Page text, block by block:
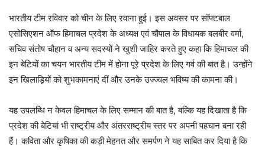
भारतीय टीम रविवार को चीन के लिए रवाना हुई। इस अवसर पर सॉफ्टबाल
एसोसिएशन ऑफ हिमाचल प्रदेश के अध्यक्ष एवं चौपाल के विधायक बलबीर वर्मा,
सचिव संतोष चौहान व अन्य सदस्यों ने खुशी जाहिर करते हुए कहा कि हिमाचल की
इन बेटियों का चयन भारतीय टीम में होना पूरे प्रदेश के लिए गर्व की बात है। उन्होंने
इन खिलाड़ियों को शुभकामनाएं दीं और उनके उज्ज्वल भविष्य की कामना की।
यह उपलब्धि न केवल हिमाचल के लिए सम्मान की बात है, बल्कि यह दिखाता है कि
प्रदेश की बेटियां भी राष्ट्रीय और अंतरराष्ट्रीय स्तर पर अपनी पहचान बना रही
हैं। कविता और कृषिका की कड़ी मेहनत और समर्पण ने यह साबित कर दिया है कि